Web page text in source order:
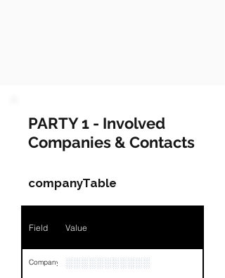
PARTY 1 - Involved
Companies & Contacts
companyTable
Field Value
Company ░░░░░░░░░░░